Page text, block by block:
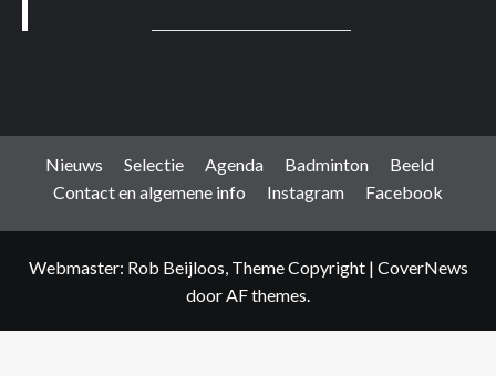
Nieuws Selectie Agenda Badminton
Beeld
Contact en algemene info
Instagram Facebook
Webmaster: Rob Beijloos, Theme Copyright | CoverNews
door AF themes.